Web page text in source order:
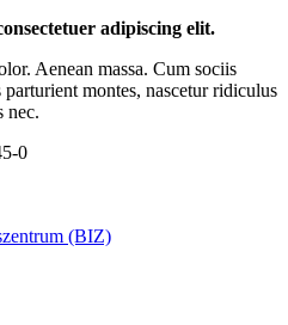
adipiscing elit.
Aenean massa. Cum sociis
montes, nascetur ridiculus
nec.
0
(BIZ)